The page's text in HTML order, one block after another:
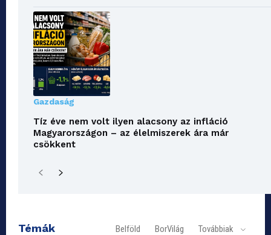
Gazdaság
Tíz éve nem volt ilyen alacsony az infláció
Magyarországon – az élelmiszerek ára már
csökkent
Témák Belföld BorVilág Továbbiak